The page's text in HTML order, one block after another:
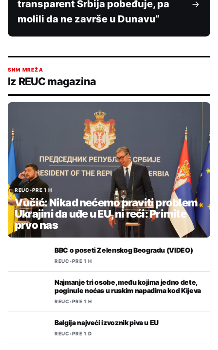
transparent Srbija pobeđuje, pa
molili da ne završe u Dunavu“
SNM MREŽA
Iz REUC magazina
REUC•PRE 1 H
Vučić: Nikad nećemo praviti problem
Ukrajini da uđe u EU, ni reći: Primite
prvo nas
BBC o poseti Zelenskog Beogradu (VIDEO)
REUC•PRE 1 H
Najmanje tri osobe, među kojima jedno dete,
poginule noćas u ruskim napadima kod Kijeva
REUC•PRE 1 H
Balgija najveći izvoznik piva u EU
REUC•PRE 1 D